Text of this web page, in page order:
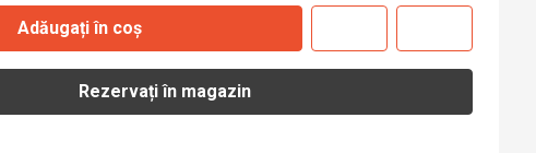
Adăugați în coș
Rezervați în magazin